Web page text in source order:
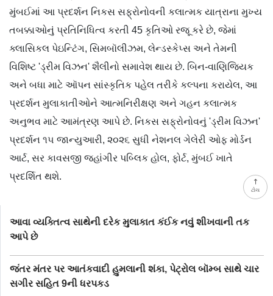
ટોચ
મુંબઈમાં આ પ્રદર્શન નિકસ સફ્રોનોવની કલાત્મક યાત્રાના મુખ્ય
તબક્કાઓનું પ્રતિનિધિત્વ કરતી 45 કૃતિઓ રજૂ કરે છે, જેમાં
ક્લાસિકલ પેઇન્ટિંગ, સિમબૉલીઝમ, લેન્ડસ્કેપ્સ અને તેમની
વિશિષ્ટ 'ડ્રીમ વિઝન' શૈલીનો સમાવેશ થાય છે. બિન-વાણિજ્યિક
અને બધા માટે ઑપન સાંસ્કૃતિક પહેલ તરીકે કલ્પના કરાયેલ, આ
પ્રદર્શન મુલાકાતીઓને આત્મનિરીક્ષણ અને ગહન કલાત્મક
અનુભવ માટે આમંત્રણ આપે છે. નિકસ સફ્રોનોવનું 'ડ્રીમ વિઝન'
પ્રદર્શન ૧૫ જાન્યુઆરી, ૨૦૨૬ સુધી નેશનલ ગેલેરી ઓફ મોર્ડન
આર્ટ, સર કાવસજી જહાંગીર પબ્લિક હોલ, ફોર્ટ, મુંબઈ ખાતે
પ્રદર્શિત થશે.
આવા વ્યક્તિત્વ સાથેની દરેક મુલાકાત કંઈક નવું શીખવાની તક
આપે છે
જંતર મંતર પર આતંકવાદી હુમલાની શંકા, પેટ્રોલ બૉમ્બ સાથે ચાર
સગીર સહિત 9ની ધરપકડ